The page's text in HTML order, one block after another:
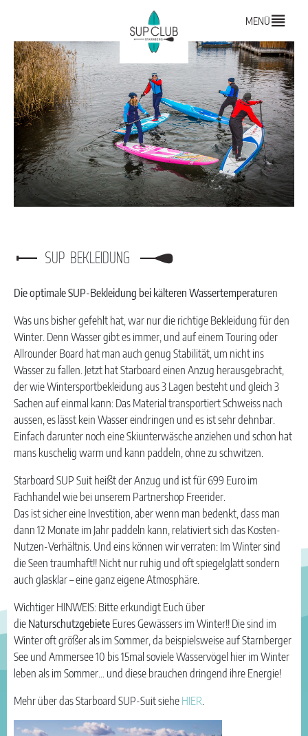
MENÜ
SUP BEKLEIDUNG
Die optimale SUP-Bekleidung bei kälteren Wassertemperaturen
Was uns bisher gefehlt hat, war nur die richtige Bekleidung für den
Winter. Denn Wasser gibt es immer, und auf einem Touring oder
Allrounder Board hat man auch genug Stabilität, um nicht ins
Wasser zu fallen. Jetzt hat Starboard einen Anzug herausgebracht,
der wie Wintersportbekleidung aus 3 Lagen besteht und gleich 3
Sachen auf einmal kann: Das Material transportiert Schweiss nach
aussen, es lässt kein Wasser eindringen und es ist sehr dehnbar.
Einfach darunter noch eine Skiunterwäsche anziehen und schon hat
mans kuschelig warm und kann paddeln, ohne zu schwitzen.
Starboard SUP Suit heißt der Anzug und ist für 699 Euro im
Fachhandel wie bei unserem Partnershop Freerider.
Das ist sicher eine Investition, aber wenn man bedenkt, dass man
dann 12 Monate im Jahr paddeln kann, relativiert sich das Kosten-
Nutzen-Verhältnis. Und eins können wir verraten: Im Winter sind
die Seen traumhaft!! Nicht nur ruhig und oft spiegelglatt sondern
auch glasklar – eine ganz eigene Atmosphäre.
Wichtiger HINWEIS: Bitte erkundigt Euch über
die Naturschutzgebiete Eures Gewässers im Winter!! Die sind im
Winter oft größer als im Sommer, da beispielsweise auf Starnberger
See und Ammersee 10 bis 15mal soviele Wasservögel hier im Winter
leben als im Sommer… und diese brauchen dringend ihre Energie!
Mehr über das Starboard SUP-Suit siehe HIER.